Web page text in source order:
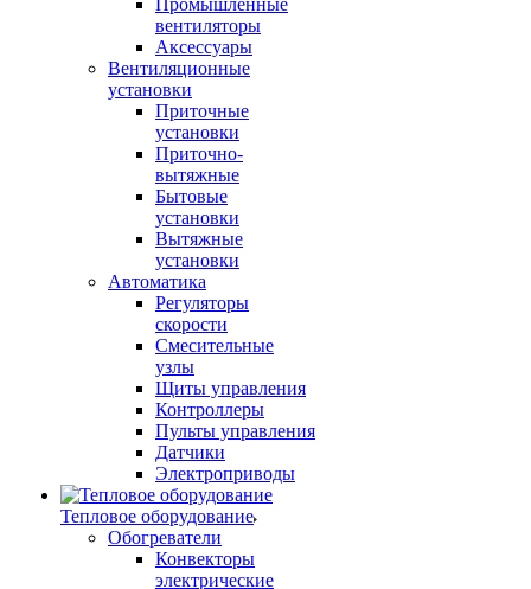
Промышленные
вентиляторы
Аксессуары
Вентиляционные
установки
Приточные
установки
Приточно-
вытяжные
Бытовые
установки
Вытяжные
установки
Автоматика
Регуляторы
скорости
Смесительные
узлы
Щиты управления
Контроллеры
Пульты управления
Датчики
Электроприводы
Тепловое оборудование
Обогреватели
Конвекторы
электрические